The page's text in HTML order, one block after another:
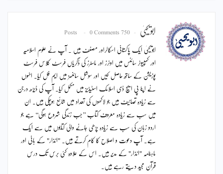
ابویحییٰ 750 Posts
0 Comments
ابویحییٰ ایک پاکستانی اسکالراور مصنف ہیں ۔ آپ نے علوم اسلامیہ
اور کمپیوٹر سائنس میں اونرز اور ماسٹرز کی ڈگریاں فرسٹ کلاس فرسٹ
پوزیشن کے ساتھ حاصل کیں اور سوشل سائنسز میں ایم فل کیا۔ انہوں
نے اپنا پی ایچ ڈی اسلامک اسٹیڈیز میں مکمل کیا۔ آپ کی ڈیڑھ درجن
سے زیادہ تصانیف ہیں جو لاکھوں کی تعداد میں شائع ہوچکی ہیں۔ ان
میں سب سے زیادہ معروف کتاب ’’جب زندگی شروع ہوگی‘‘ ہے جو
اردو زبان کی سب سے زیادہ پڑھی جانے والی کتابوں میں سے ایک
ہے۔ آپ دعوت و اصلاح کا کام کرتے ہیں۔ "انذار" کے بانی اور
ماہنامہ "انذار" کے مدیر ہیں۔ اس کے علاوہ کئی برس تک درس
قرآن مجید دیتے رہے ہیں۔